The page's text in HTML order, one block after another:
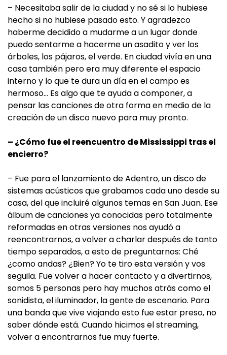
– Necesitaba salir de la ciudad y no sé si lo hubiese
hecho si no hubiese pasado esto. Y agradezco
haberme decidido a mudarme a un lugar donde
puedo sentarme a hacerme un asadito y ver los
árboles, los pájaros, el verde. En ciudad vivía en una
casa también pero era muy diferente el espacio
interno y lo que te dura un día en el campo es
hermoso… Es algo que te ayuda a componer, a
pensar las canciones de otra forma en medio de la
creación de un disco nuevo para muy pronto.
– ¿Cómo fue el reencuentro de Mississippi tras el
encierro?
– Fue para el lanzamiento de Adentro, un disco de
sistemas acústicos que grabamos cada uno desde su
casa, del que incluiré algunos temas en San Juan. Ese
álbum de canciones ya conocidas pero totalmente
reformadas en otras versiones nos ayudó a
reencontrarnos, a volver a charlar después de tanto
tiempo separados, a esto de preguntarnos: Ché
¿como andas? ¿Bien? Yo te tiro esta versión y vos
seguila. Fue volver a hacer contacto y a divertirnos,
somos 5 personas pero hay muchos atrás como el
sonidista, el iluminador, la gente de escenario. Para
una banda que vive viajando esto fue estar preso, no
saber dónde está. Cuando hicimos el streaming,
volver a encontrarnos fue muy fuerte.